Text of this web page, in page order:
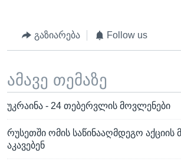
გაზიარება Follow us
ამავე თემაზე
უკრაინა - 24 თებერვლის მოვლენები
რუსეთში ომის საწინააღმდეგო აქციის
აკავებენ